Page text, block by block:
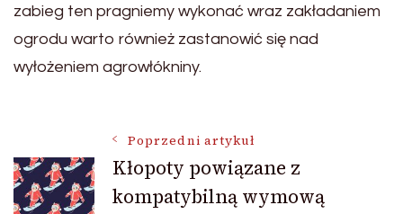
zabieg ten pragniemy wykonać wraz zakładaniem
ogrodu warto również zastanowić się nad
wyłożeniem agrowłókniny.
NawigacjaPoprzedni artykuł
Kłopoty powiązane z
kompatybilną wymową